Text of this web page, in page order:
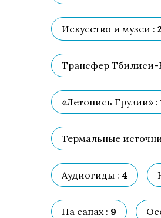
Искусство и музеи :
Трансфер Тбилиси-
«Летопись Грузии» :
Термальные
Аудиогиды : 4
На сапах : 9